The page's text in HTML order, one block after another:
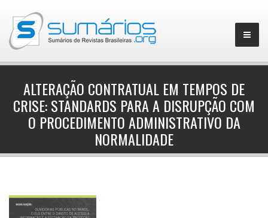
▼
ALTERAÇÃO CONTRATUAL EM TEMPOS DE
CRISE: STANDARDS PARA A DISRUPÇÃO COM
O PROCEDIMENTO ADMINISTRATIVO DA
NORMALIDADE